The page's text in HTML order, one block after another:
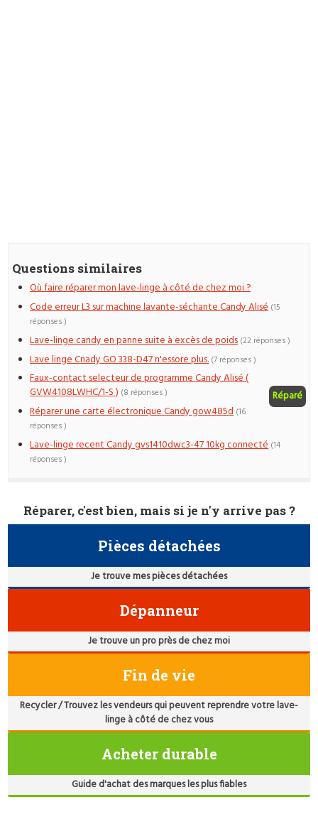
Questions similaires
Où faire réparer mon lave-linge à côté de chez moi ?
Code erreur L3 sur machine lavante-séchante Candy Alisé (15
réponses )
Lave-linge candy en panne suite à excès de poids (22 réponses )
Lave linge Cnady GO 338-D47 n'essore plus. (7 réponses )
Faux-contact selecteur de programme Candy Alisé (
GVW4108LWHC/1-S )
Réparé
(8 réponses )
Réparer une carte électronique Candy gow485d (16
réponses )
Lave-linge recent Candy gvs1410dwc3-47 10kg connecté (14
réponses )
Réparer, c'est bien, mais si je n'y arrive pas ?
Pièces détachées
Je trouve mes pièces détachées
Dépanneur
Je trouve un pro près de chez moi
Fin de vie
Recycler / Trouvez les vendeurs qui peuvent reprendre votre lave-
linge à côté de chez vous
Acheter durable
Guide d'achat des marques les plus fiables